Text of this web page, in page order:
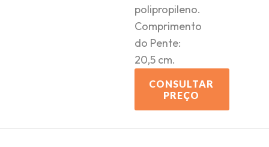
polipropileno.
Comprimento
do Pente:
20,5 cm.
CONSULTAR
PREÇO